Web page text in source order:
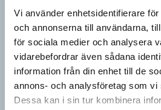
Vi använder enhetsidentifierare
och annonserna till användarna,
för sociala medier och analysera
vidarebefordrar även sådana
information från din enhet till de
annons- och analysföretag som vi
Dessa kan i sin tur kombinera
Vet ni vad småord är? Ja, det är små
jag i dag menar med småord. Jag vet